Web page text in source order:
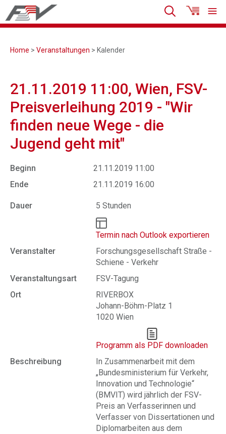
Home > Veranstaltungen > Kalender
21.11.2019 11:00, Wien, FSV-
Preisverleihung 2019 - "Wir
finden neue Wege - die
Jugend geht mit"
Beginn
21.11.2019 11:00
Ende
21.11.2019 16:00
Dauer 5 Stunden
Termin nach Outlook exportieren
Veranstalter
Forschungsgesellschaft Straße -
Schiene - Verkehr
Veranstaltungsart
FSV-Tagung
Ort
RIVERBOX
Johann-Böhm-Platz 1
1020 Wien
Programm als PDF downloaden
Beschreibung
In Zusammenarbeit mit dem
„Bundesministerium für Verkehr,
Innovation und Technologie“
(BMVIT) wird jährlich der FSV-
Preis an Verfasserinnen und
Verfasser von Dissertationen und
Diplomarbeiten aus dem